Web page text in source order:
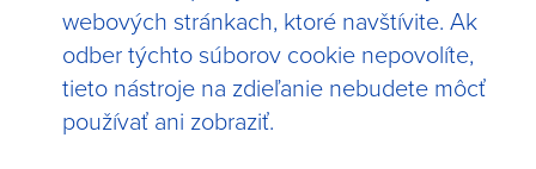
webových stránkach, ktoré navštívite. Ak
odber týchto súborov cookie nepovolíte,
tieto nástroje na zdieľanie nebudete môcť
používať ani zobraziť.